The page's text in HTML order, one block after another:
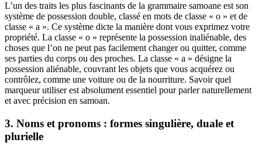
L’un des traits les plus fascinants de la grammaire samoane est son
système de possession double, classé en mots de classe « o » et de
classe « a ». Ce système dicte la manière dont vous exprimez votre
propriété. La classe « o » représente la possession inaliénable, des
choses que l’on ne peut pas facilement changer ou quitter, comme
ses parties du corps ou des proches. La classe « a » désigne la
possession aliénable, couvrant les objets que vous acquérez ou
contrôlez, comme une voiture ou de la nourriture. Savoir quel
marqueur utiliser est absolument essentiel pour parler naturellement
et avec précision en samoan.
3. Noms et pronoms : formes singulière, duale et
plurielle